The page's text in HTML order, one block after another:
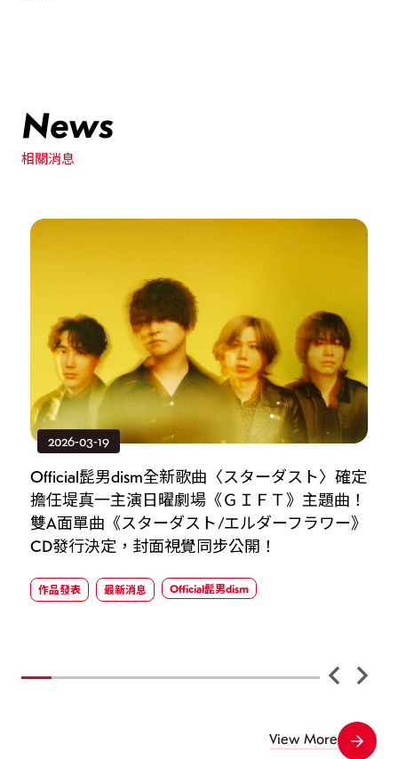
News
相關消息
2026-03-19
Official髭男dism全新歌曲〈スターダスト〉確定
擔任堤真一主演日曜劇場《ＧＩＦＴ》主題曲！
雙A面單曲《スターダスト/エルダーフラワー》
CD發行決定，封面視覺同步公開！
作品發表 最新消息 Official髭男dism
View More